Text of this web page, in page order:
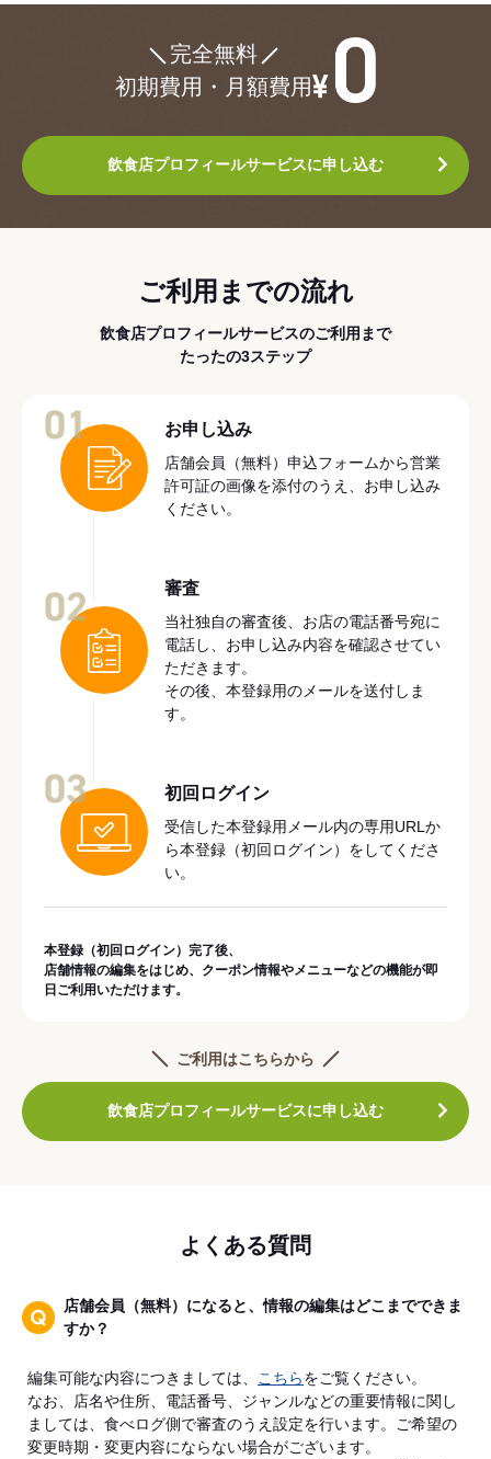
完全無料
初期費用・月額費用
飲食店プロフィールサービスに申し込む
ご利用までの流れ
飲食店プロフィールサービスのご利用まで
たったの3ステップ
お申し込み
店舗会員（無料）申込フォームから営業
許可証の画像を添付のうえ、お申し込み
ください。
審査
当社独自の審査後、お店の電話番号宛に
電話し、お申し込み内容を確認させてい
ただきます。
その後、本登録用のメールを送付しま
す。
初回ログイン
受信した本登録用メール内の専用URLか
ら本登録（初回ログイン）をしてくださ
い。
本登録（初回ログイン）完了後、
店舗情報の編集をはじめ、クーポン情報やメニューなどの機能が即
日ご利用いただけます。
ご利用はこちらから
飲食店プロフィールサービスに申し込む
よくある質問
店舗会員（無料）になると、情報の編集はどこまでできま
すか？
編集可能な内容につきましては、 こちらをご覧ください。
なお、店名や住所、電話番号、ジャンルなどの重要情報に関し
ましては、食べログ側で審査のうえ設定を行います。ご希望の
変更時期・変更内容にならない場合がございます。